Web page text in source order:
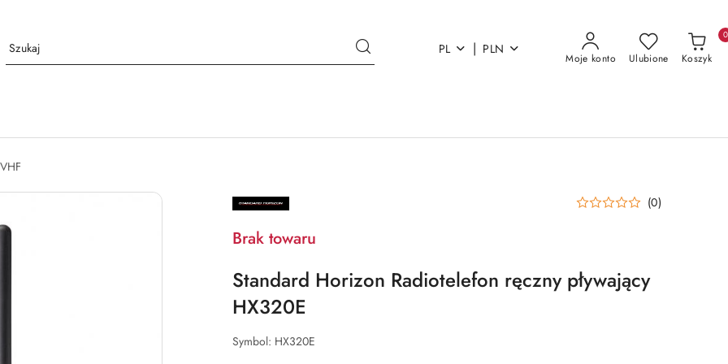
PL | PLN
Moje konto Ulubione Koszyk
0
NAZWA
PRODUCENTA:
HORIZON
(0)
Brak towaru
Standard Horizon Radiotelefon ręczny pływający
HX320E
Symbol: HX320E